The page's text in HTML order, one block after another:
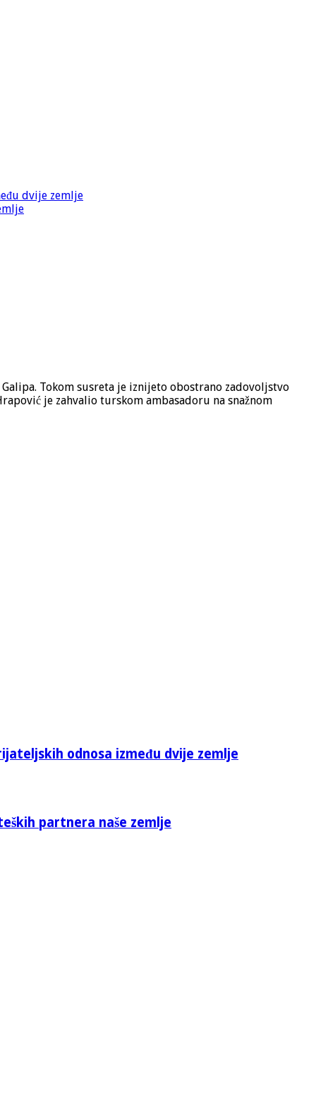
dvije zemlje
Tokom susreta je iznijeto obostrano zadovoljstvo
je zahvalio turskom ambasadoru na snažnom
odnosa između dvije zemlje
partnera naše zemlje